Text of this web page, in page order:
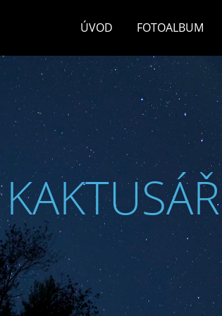
ÚVOD FOTOALBUM